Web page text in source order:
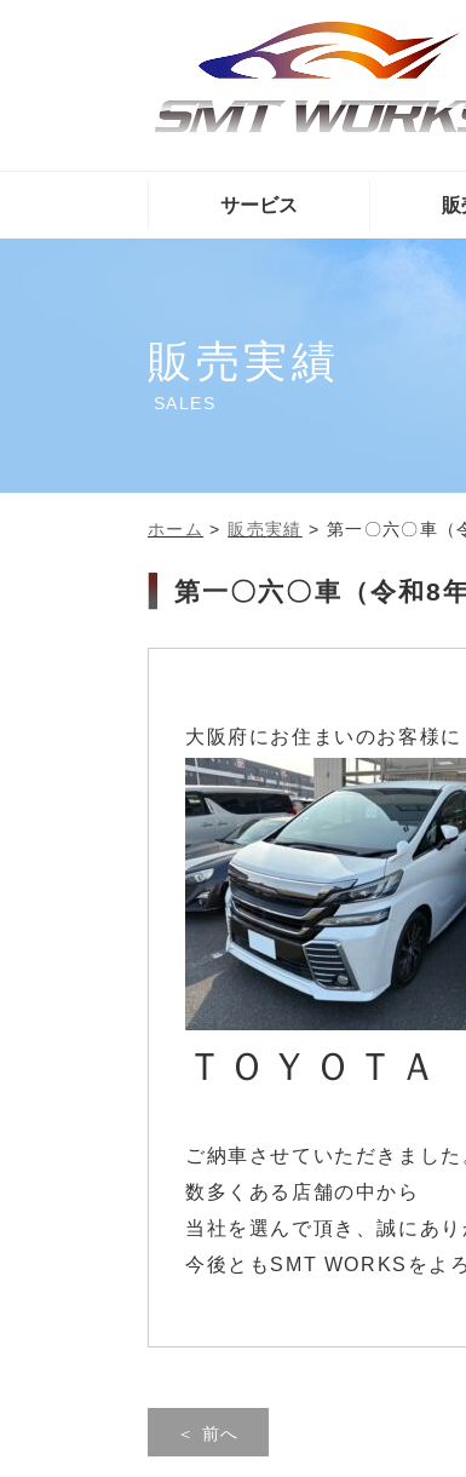
サービス 販
販売実績
SALES
ホーム >販売実績 > 第一〇六〇車（
第一〇六〇車（令和8
大阪府にお住まいのお客様に
ＴＯＹＯＴ
ご納車させていただきました
数多くある店舗の中から
当社を選んで頂き、誠にあり
今後ともSMT WORKSをよ
＜ 前へ